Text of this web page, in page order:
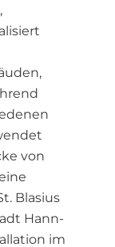
von
Blasius
Hann-
im